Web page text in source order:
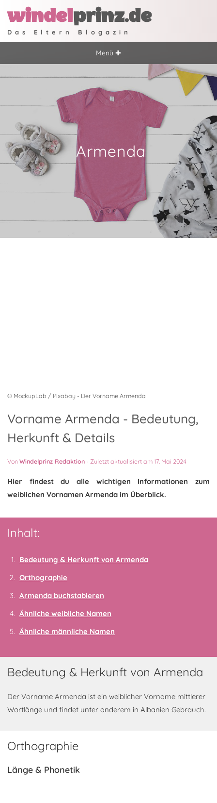
windelprinz.de
Das Eltern Blogazin
Menü ✚
Armenda
© MockupLab / Pixabay - Der Vorname Armenda
Vorname Armenda - Bedeutung,
Herkunft & Details
VonWindelprinz Redaktion - Zuletzt aktualisiert am 17. Mai 2024
Hier findest du alle wichtigen Informationen zum
weiblichen Vornamen Armenda im Überblick.
Inhalt:
Bedeutung & Herkunft von Armenda
Orthographie
Armenda buchstabieren
Ähnliche weibliche Namen
Ähnliche männliche Namen
Bedeutung & Herkunft von Armenda
Der Vorname Armenda ist ein weiblicher Vorname mittlerer
Wortlänge und findet unter anderem in Albanien Gebrauch.
Orthographie
Länge & Phonetik